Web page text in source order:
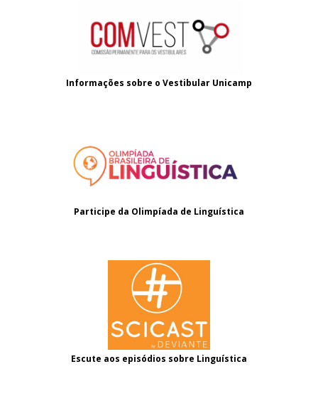
Informações sobre o Vestibular Unicamp
Participe da Olimpíada de Linguística
Escute aos episódios sobre Linguística